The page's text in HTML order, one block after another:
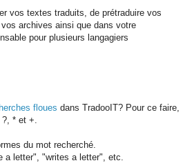
vos textes traduits, de prétraduire vos
archives ainsi que dans votre
pour plusieurs langagiers
floues dans TradooIT? Pour ce faire,
* et +.
du mot recherché.
a letter", "writes a letter", etc.